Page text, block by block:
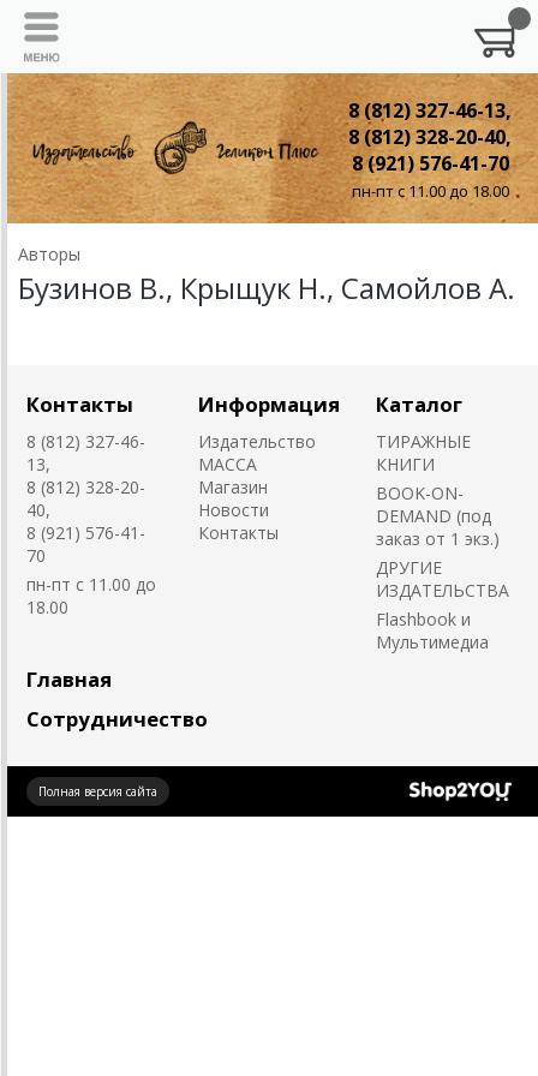
8 (812) 327-46-13,
8 (812) 328-20-40,
8 (921) 576-41-70
пн-пт с 11.00 до 18.00
Авторы
Бузинов В., Крыщук Н., Самойлов А.
Контакты
8 (812) 327-46-
13,
8 (812) 328-20-
40,
8 (921) 576-41-
70
пн-пт с 11.00 до
18.00
Информация
Издательство
MACCA
Магазин
Новости
Контакты
Каталог
ТИРАЖНЫЕ
КНИГИ
BOOK-ON-
DEMAND (под
заказ от 1 экз.)
ДРУГИЕ
ИЗДАТЕЛЬСТВА
Flashbook и
Мультимедиа
Главная
Сотрудничество
Полная версия сайта